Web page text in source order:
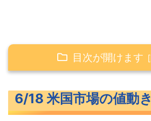
目次が開けます
米主要3指数の値動き
6/18 米国市場の値動き